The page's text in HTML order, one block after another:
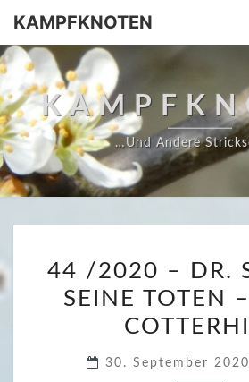
Skip
content
KAMPFKNOTEN
…und Andere
4
/
2
2
44 /2020 – DR.
SEINE TOTEN
30. September 2020